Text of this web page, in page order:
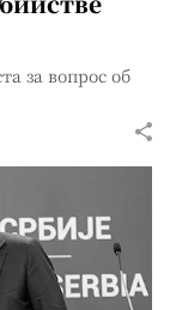
за вопрос об